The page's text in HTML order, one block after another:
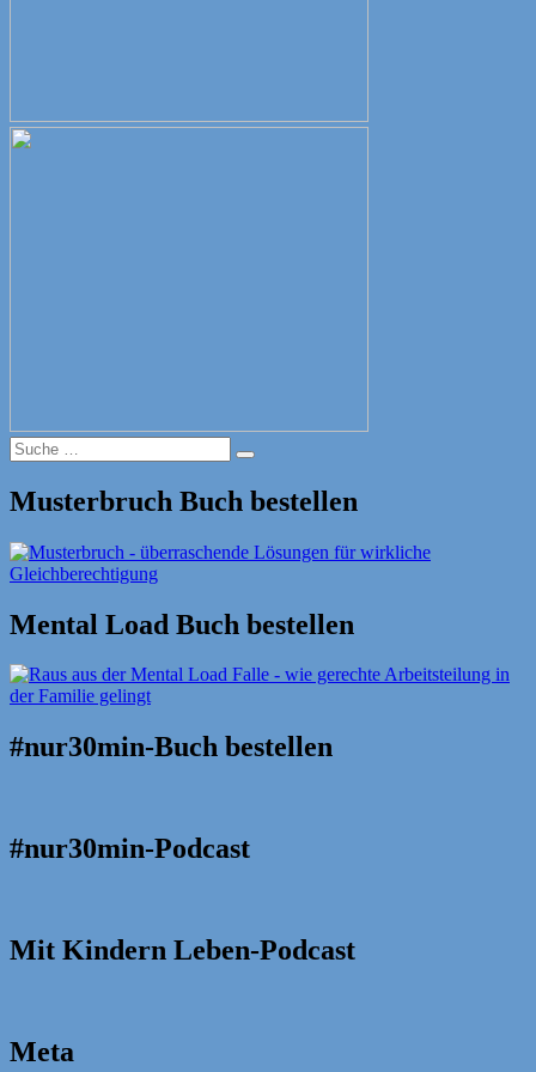
Suche
nach:
Suche
Musterbruch Buch bestellen
Mental Load Buch bestellen
#nur30min-Buch bestellen
#nur30min-Podcast
Mit Kindern Leben-Podcast
Meta